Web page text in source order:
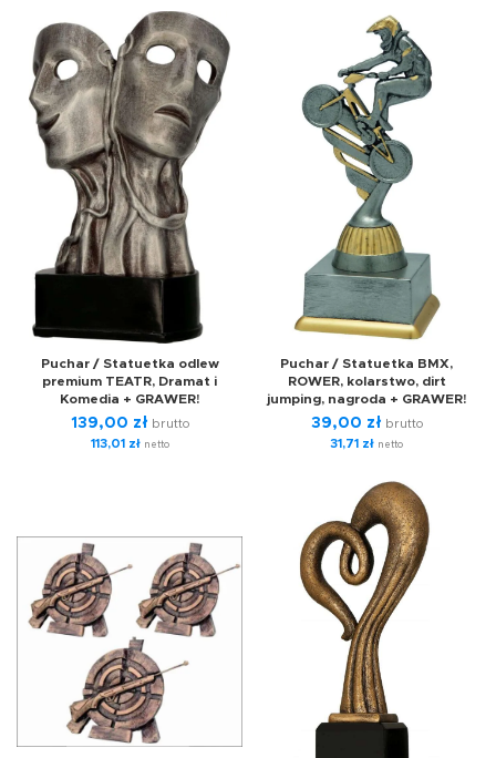
Puchar / Statuetka odlew
premium TEATR, Dramat i
Komedia + GRAWER!
139,00 zł brutto
113,01 złnetto
Puchar / Statuetka BMX,
ROWER, kolarstwo, dirt
jumping, nagroda + GRAWER!
39,00 zł brutto
31,71 zł netto